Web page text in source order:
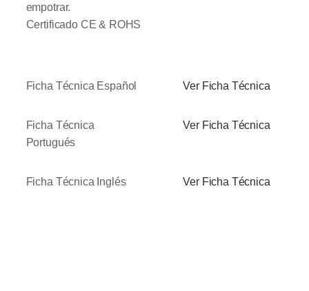
empotrar.
Certificado CE & ROHS
Ficha Técnica Español Ver Ficha Técnica
Ficha Técnica
Portugués
Ver Ficha Técnica
Ficha Técnica Inglés Ver Ficha Técnica